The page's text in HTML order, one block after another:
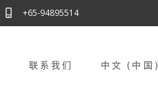
+65-94895514
联系我们 中文 (中国)